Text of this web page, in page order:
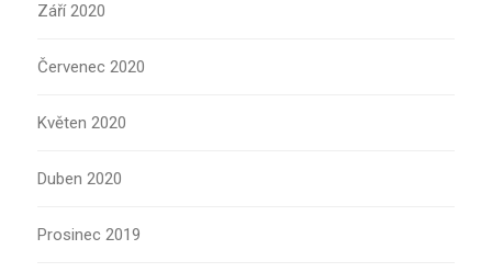
Září 2020
Červenec 2020
Květen 2020
Duben 2020
Prosinec 2019